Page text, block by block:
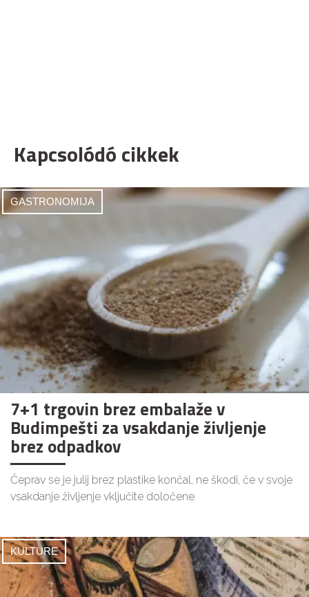
Kapcsolódó cikkek
GASTRONOMIJA
7+1 trgovin brez embalaže v
Budimpešti za vsakdanje življenje
brez odpadkov
Čeprav se je julij brez plastike končal, ne škodi, če v svoje
vsakdanje življenje vključite določene
KULTURE